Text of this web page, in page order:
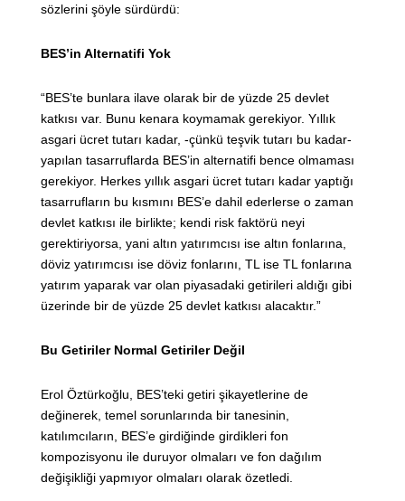
sözlerini şöyle sürdürdü:
BES’in Alternatifi Yok
“BES’te bunlara ilave olarak bir de yüzde 25 devlet
katkısı var. Bunu kenara koymamak gerekiyor. Yıllık
asgari ücret tutarı kadar, -çünkü teşvik tutarı bu kadar-
yapılan tasarruflarda BES’in alternatifi bence olmaması
gerekiyor. Herkes yıllık asgari ücret tutarı kadar yaptığı
tasarrufların bu kısmını BES’e dahil ederlerse o zaman
devlet katkısı ile birlikte; kendi risk faktörü neyi
gerektiriyorsa, yani altın yatırımcısı ise altın fonlarına,
döviz yatırımcısı ise döviz fonlarını, TL ise TL fonlarına
yatırım yaparak var olan piyasadaki getirileri aldığı gibi
üzerinde bir de yüzde 25 devlet katkısı alacaktır.”
Bu Getiriler Normal Getiriler Değil
Erol Öztürkoğlu, BES’teki getiri şikayetlerine de
değinerek, temel sorunlarında bir tanesinin,
katılımcıların, BES’e girdiğinde girdikleri fon
kompozisyonu ile duruyor olmaları ve fon dağılım
değişikliği yapmıyor olmaları olarak özetledi.